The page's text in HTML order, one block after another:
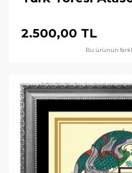
2.500,00 TL
Bu ürünün